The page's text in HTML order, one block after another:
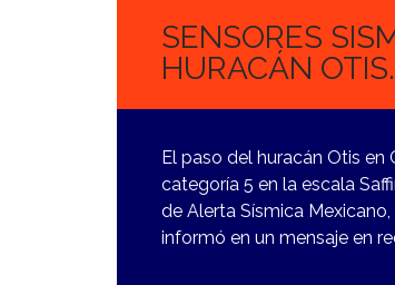
SENSORES
HURACÁN OTIS.
El paso del huracán Otis
categoría 5 en la escala
de Alerta Sísmica
informó en un mensaje en